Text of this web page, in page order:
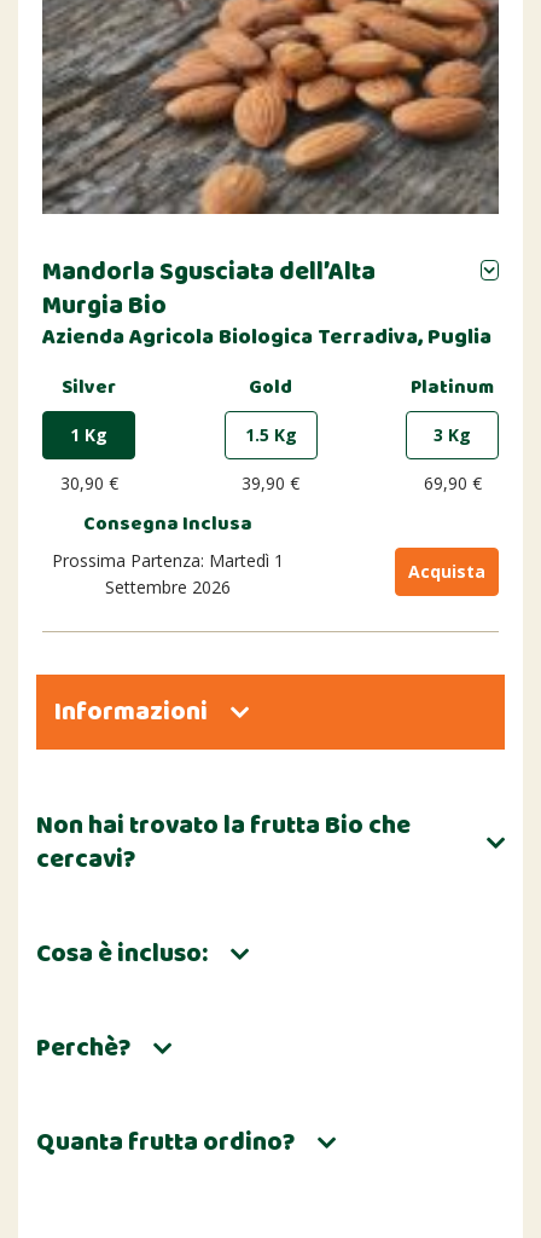
Informazioni
Non hai trovato la frutta Bio che
cercavi?
Cosa è incluso:
Perchè?
Quanta frutta ordino?
Mandorla Sgusciata dell’Alta
Murgia Bio
Azienda Agricola Biologica Terradiva, Puglia
Silver
1 Kg
30,90 €
Gold
1.5 Kg
39,90 €
Platinum
3 Kg
69,90 €
Consegna Inclusa
Prossima Partenza: Martedì 1
Settembre 2026
Acquista